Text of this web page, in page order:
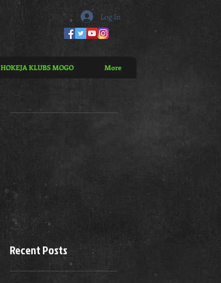
HOKEJA KLUBS MOGO More
Log In
Recent Posts